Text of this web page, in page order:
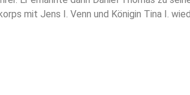
mit Jens I. Venn und Königin Tina I.